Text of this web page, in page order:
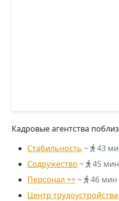
Кадровые агентства
Стабильность ~
43
Содружество ~
45 мин
Персонал ++~
46 мин
Центр